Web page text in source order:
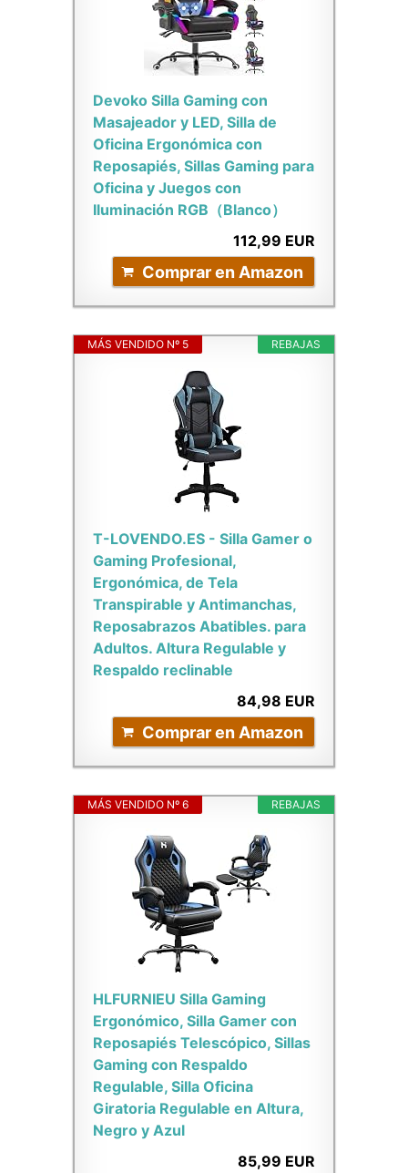
Devoko Silla Gaming con
Masajeador y LED, Silla de
Oficina Ergonómica con
Reposapiés, Sillas Gaming para
Oficina y Juegos con
Iluminación RGB（Blanco）
112,99 EUR
Comprar en Amazon
REBAJAS
MÁS VENDIDO Nº 5
T-LOVENDO.ES - Silla Gamer o
Gaming Profesional,
Ergonómica, de Tela
Transpirable y Antimanchas,
Reposabrazos Abatibles. para
Adultos. Altura Regulable y
Respaldo reclinable
84,98 EUR
Comprar en Amazon
REBAJAS
MÁS VENDIDO Nº 6
HLFURNIEU Silla Gaming
Ergonómico, Silla Gamer con
Reposapiés Telescópico, Sillas
Gaming con Respaldo
Regulable, Silla Oficina
Giratoria Regulable en Altura,
Negro y Azul
85,99 EUR